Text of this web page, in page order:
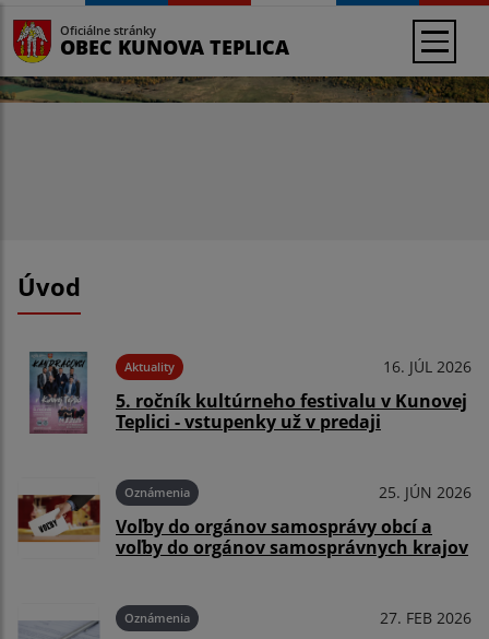
Oficiálne stránky
OBEC KUNOVA TEPLICA
Úvod
Aktuality 16. JÚL 2026
5. ročník kultúrneho festivalu v Kunovej
Teplici - vstupenky už v predaji
Oznámenia 25. JÚN 2026
Voľby do orgánov samosprávy obcí a
voľby do orgánov samosprávnych krajov
Oznámenia 27. FEB 2026